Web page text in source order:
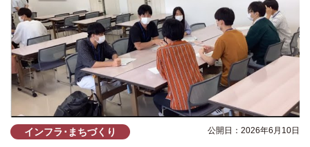
インフラ･まちづくり 公開日：2026年6月10日